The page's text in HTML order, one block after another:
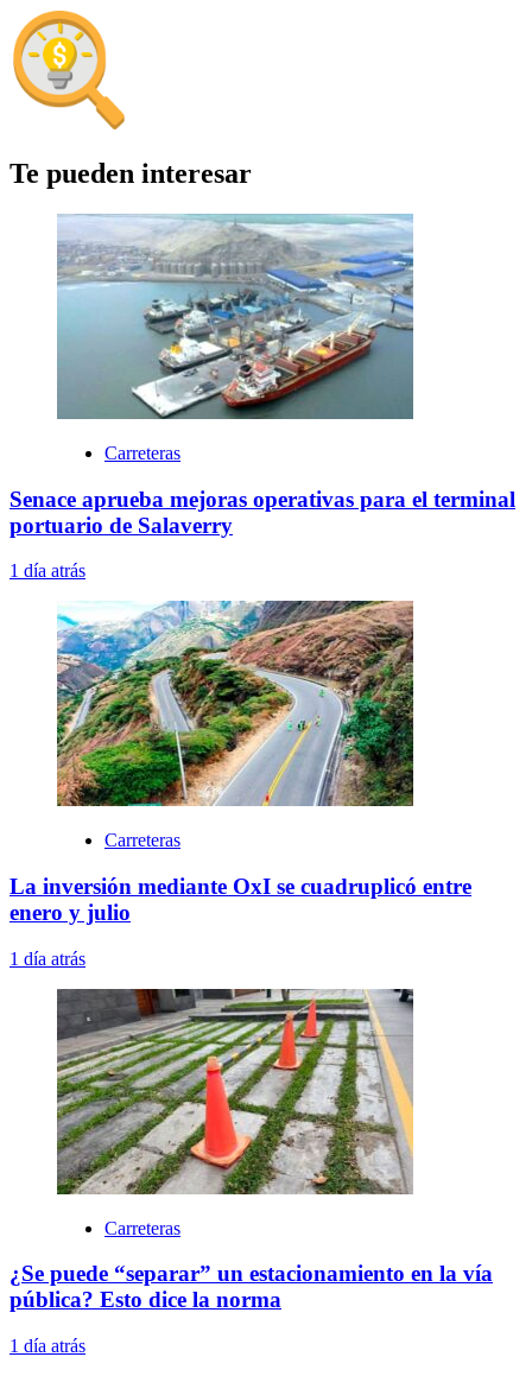
Te pueden interesar
Carreteras
Senace aprueba mejoras operativas para el terminal
portuario de Salaverry
1 día atrás
Carreteras
La inversión mediante OxI se cuadruplicó entre
enero y julio
1 día atrás
Carreteras
¿Se puede “separar” un estacionamiento en la vía
pública? Esto dice la norma
1 día atrás